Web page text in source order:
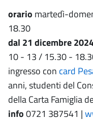
orario martedì-
18.30
dal 21 dicembre
10 - 13 / 15.30 -
ingresso con card
anni, studenti del
della Carta Famiglia
info0721 387541 |